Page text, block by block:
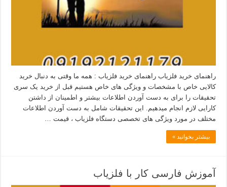
راهنمای خرید فلزیاب راهنمای خرید فلزیاب : همه ما وقتی به دنبال خرید
کالایی خاص با مشخصات و ویژگی های خاص هستیم قبل از خرید یک سری
تحقیقات را برای به دست آوردن اطلاعات بیشتر و اطمینان از داشتن
کارایی لازم انجام میدهیم. این تحقیقات شامل به دست آوردن اطلاعات
مختلف در مورد ویژگی های تخصصی دستگاه فلزیاب ، قیمت …
بیشتر بخوانید »
آموزش فارسی کار با فلزیاب